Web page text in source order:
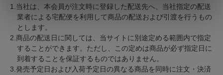
1.当社は、本会員が注文時に登録した配送先へ、当社指定の配送
業者による宅配便を利用して商品の配送および引渡を行うもの
とします。
2.商品の配送日に関しては、当サイトに別途定める範囲内で指定
することができます。ただし、この定めは商品が必ず指定日に
到着することを保証するものではありません。
3.発売予定日および入荷予定日の異なる商品を同時に注文・決済